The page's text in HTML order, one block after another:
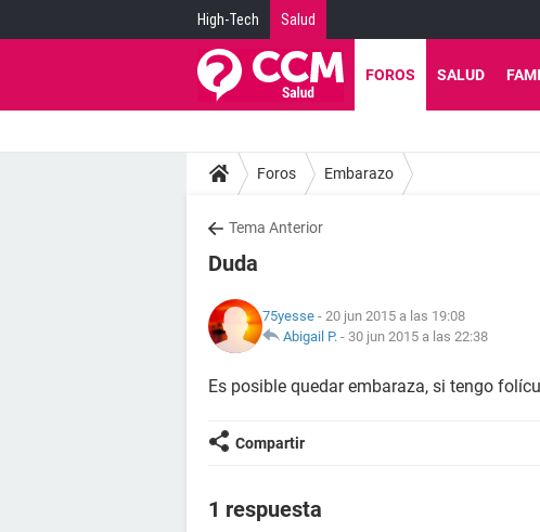
High-Tech Salud
FOROS SALUD
Foros Embarazo
Tema Anterior
Duda
75yesse - 20 jun 2015 a las 19:08
Abigail P. - 30 jun 2015 a las 22:38
Es posible quedar embaraza, si tengo
Compartir
1 respuesta